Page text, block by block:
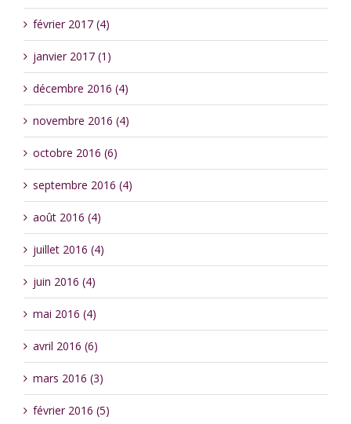
février 2017 (4)
janvier 2017 (1)
décembre 2016 (4)
novembre 2016 (4)
octobre 2016 (6)
septembre 2016 (4)
août 2016 (4)
juillet 2016 (4)
juin 2016 (4)
mai 2016 (4)
avril 2016 (6)
mars 2016 (3)
février 2016 (5)